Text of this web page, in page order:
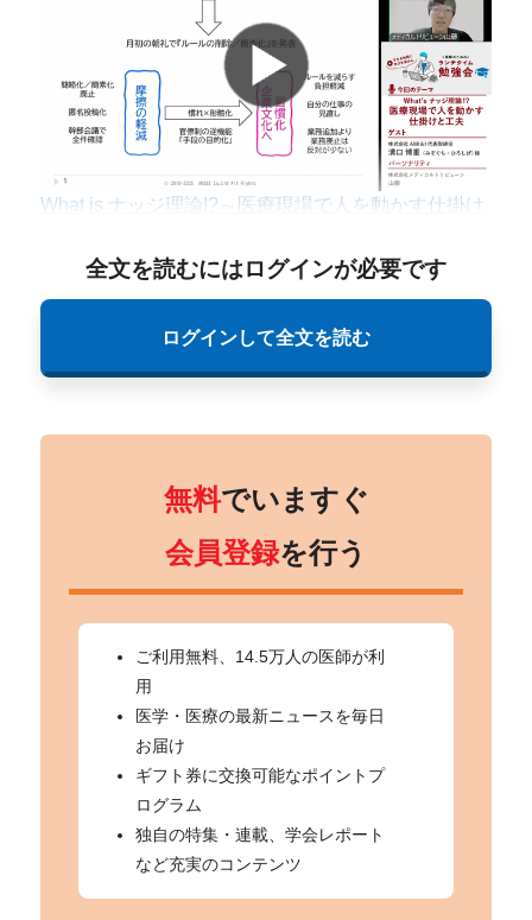
What is ナッジ理論!?～医療現場で人を動かす仕掛け
全文を読むにはログインが必要です
ログインして全文を読む
無料でいますぐ
会員登録を行う
ご利用無料、14.5万人の医師が利
用
医学・医療の最新ニュースを毎日
お届け
ギフト券に交換可能なポイントプ
ログラム
独自の特集・連載、学会レポート
など充実のコンテンツ